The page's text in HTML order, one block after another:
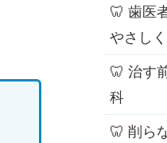
🦷 歯医
やさし
🦷 治す
科
🦷 削ら